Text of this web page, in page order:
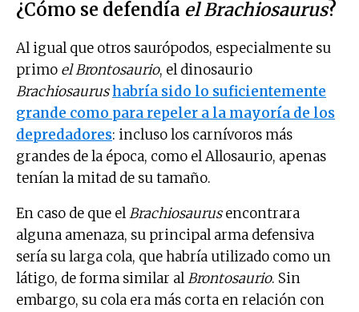
¿Cómo se defendía el Brachiosaurus?
Al igual que otros saurópodos, especialmente su
primo el Brontosaurio, el dinosaurio
Brachiosaurushabría sido lo suficientemente
grande como para repeler a la mayoría de los
depredadores: incluso los carnívoros más
grandes de la época, como el Allosaurio, apenas
tenían la mitad de su tamaño.
En caso de que elBrachiosaurusencontrara
alguna amenaza, su principal arma defensiva
sería su larga cola, que habría utilizado como un
látigo, de forma similar alBrontosaurio. Sin
embargo, su cola era más corta en relación con